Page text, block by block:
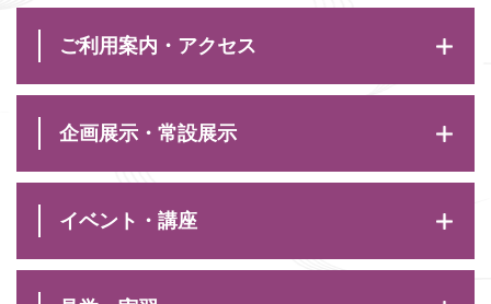
ご利用案内・アクセス
企画展示・常設展示
イベント・講座